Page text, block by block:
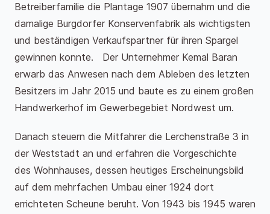
Betreiberfamilie die Plantage 1907 übernahm und die
damalige Burgdorfer Konservenfabrik als wichtigsten
und beständigen Verkaufspartner für ihren Spargel
gewinnen konnte. Der Unternehmer Kemal Baran
erwarb das Anwesen nach dem Ableben des letzten
Besitzers im Jahr 2015 und baute es zu einem großen
Handwerkerhof im Gewerbegebiet Nordwest um.
Danach steuern die Mitfahrer die Lerchenstraße 3 in
der Weststadt an und erfahren die Vorgeschichte
des Wohnhauses, dessen heutiges Erscheinungsbild
auf dem mehrfachen Umbau einer 1924 dort
errichteten Scheune beruht. Von 1943 bis 1945 waren